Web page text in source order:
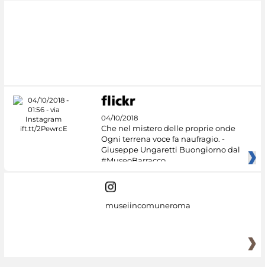
04/10/2018
Che nel mistero delle proprie onde
Ogni terrena voce fa naufragio. -
Giuseppe Ungaretti Buongiorno dal
#MuseoBarracco
museiincomuneroma